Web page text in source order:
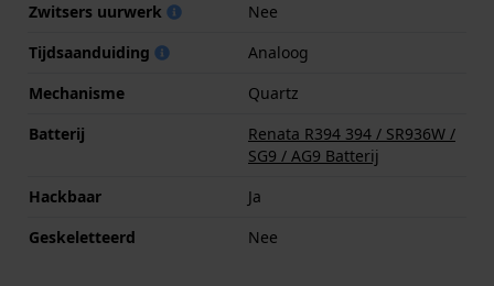
Zwitsers uurwerk
Nee
Tijdsaanduiding
Analoog
Mechanisme
Quartz
Batterij
Renata R394 394 / SR936W /
SG9 / AG9 Batterij
Hackbaar
Ja
Geskeletteerd
Nee